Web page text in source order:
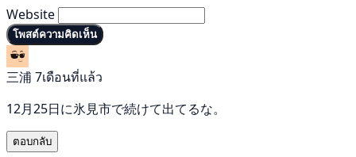
Website
โพสต์ความคิดเห็น
三浦 7เดือนที่แล้ว
12月25日に氷見市で続けて出てるな。
ตอบกลับ